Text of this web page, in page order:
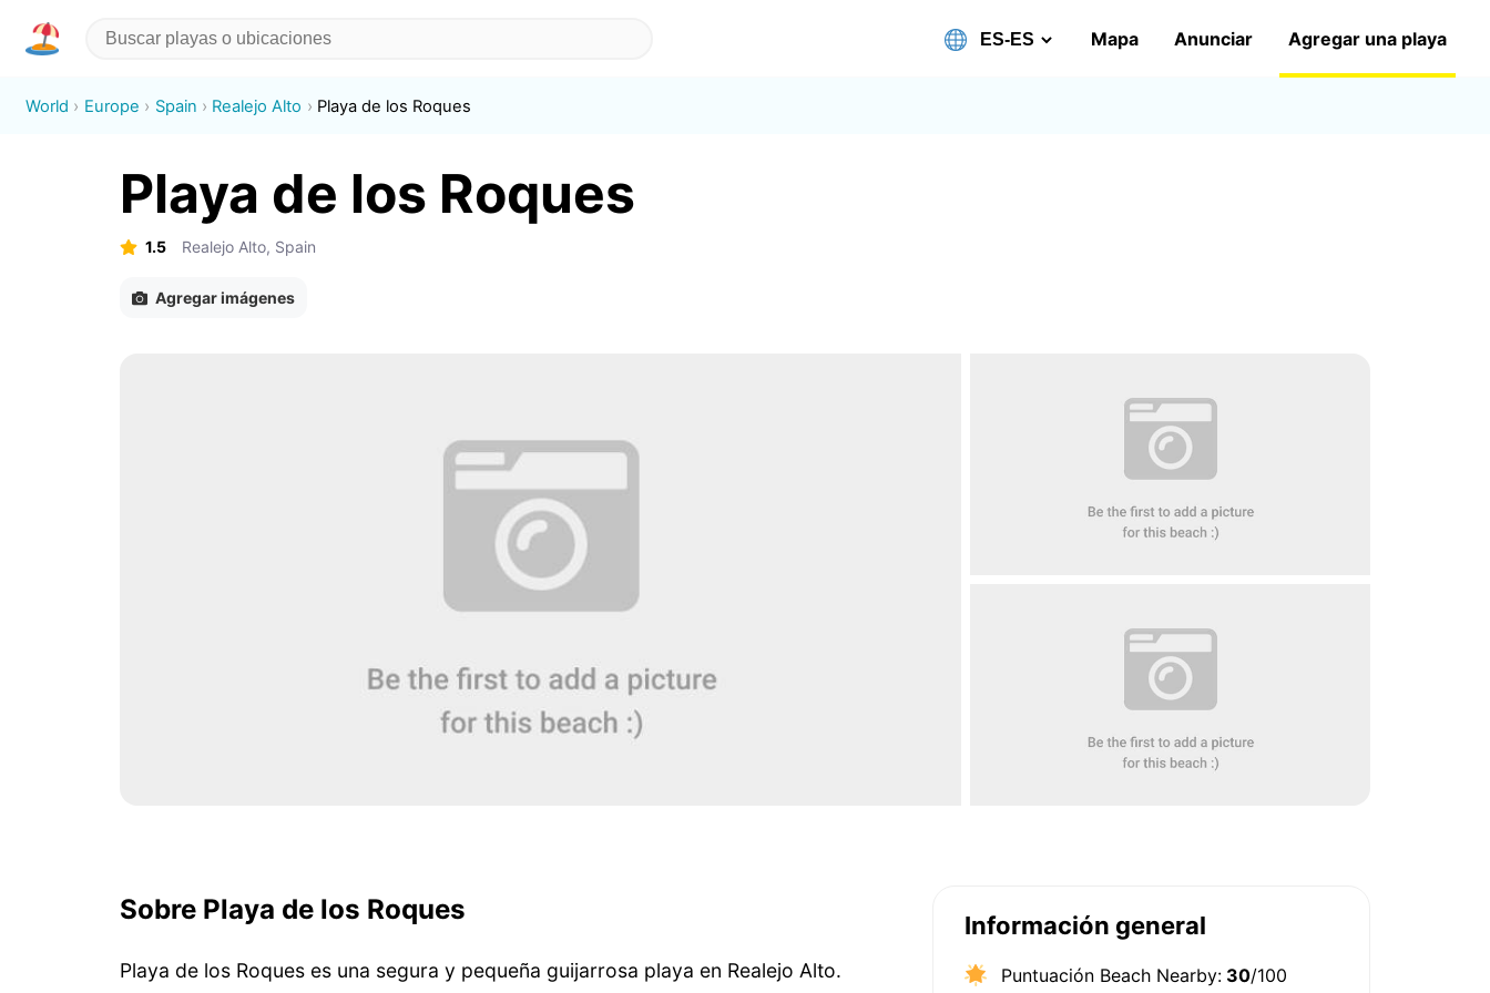
Mapa Anunciar Agregar una playa
World Europe Spain Realejo Alto Playa de los Roques
Playa de los Roques
1.5 Realejo Alto, Spain
Agregar imágenes
Sobre Playa de los Roques
Playa de los Roques es una segura y pequeña guijarrosa playa en Realejo Alto.
Información general
Puntuación Beach Nearby: 30/100